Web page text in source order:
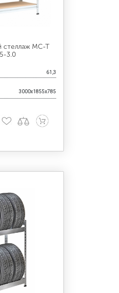
стеллаж МС-Т
3.0
61,3
3000x1855x785